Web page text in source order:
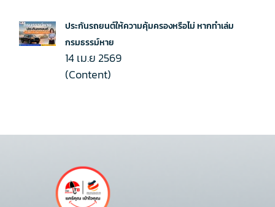
ประกันรถยนต์ให้ความคุ้มครองหรือไม่ หากทำเล่ม
กรมธรรม์หาย
14 เม.ย 2569
(Content)